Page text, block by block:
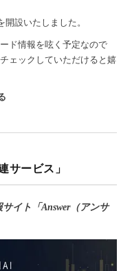
設いたしました。
ド情報を呟く予定なので
ェックしていただけると嬉
サービス」
イト「Answer（アンサ